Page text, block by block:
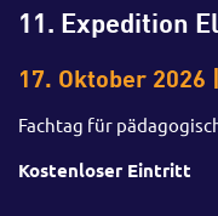
11. Expedition
17. Oktober 2026
Fachtag für
Kostenloser Eintritt